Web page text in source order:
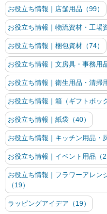
お役立ち情報｜店舗用品（99）
お役立ち情報｜物流資材・工場
お役立ち情報｜梱包資材（74）
お役立ち情報｜文房具・事務用
お役立ち情報｜衛生用品・清掃
お役立ち情報｜箱（ギフトボッ
お役立ち情報｜紙袋（40）
お役立ち情報｜キッチン用品・
お役立ち情報｜イベント用品（
お役立ち情報｜フラワーアレン
（19）
ラッピングアイデア（19）